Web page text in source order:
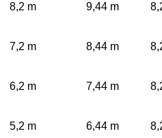
8,2 m 9,44 m
7,2 m 8,44 m
6,2 m 7,44 m
5,2 m 6,44 m